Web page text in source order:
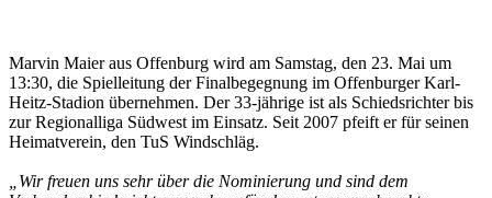
Marvin Maier aus Offenburg wird am Samstag, den 23. Mai um
13:30, die Spielleitung der Finalbegegnung im Offenburger Karl-
Heitz-Stadion übernehmen. Der 33-jährige ist als Schiedsrichter bis
zur Regionalliga Südwest im Einsatz. Seit 2007 pfeift er für seinen
Heimatverein, den TuS Windschläg.
„Wir freuen uns sehr über die Nominierung und sind dem